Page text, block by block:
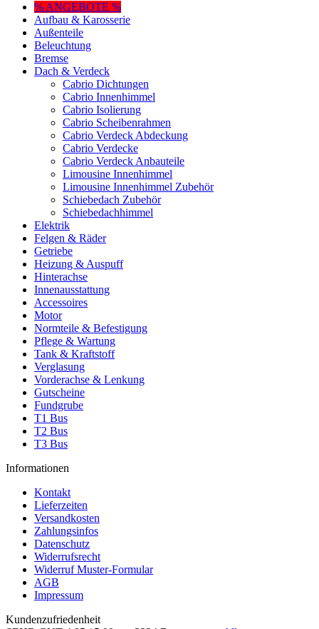
% ANGEBOTE %
Aufbau & Karosserie
Außenteile
Beleuchtung
Bremse
Dach & Verdeck
Cabrio Dichtungen
Cabrio Innenhimmel
Cabrio Isolierung
Cabrio Scheibenrahmen
Cabrio Verdeck Abdeckung
Cabrio Verdecke
Cabrio Verdeck Anbauteile
Limousine Innenhimmel
Limousine Innenhimmel Zubehör
Schiebedach Zubehör
Schiebedachhimmel
Elektrik
Felgen & Räder
Getriebe
Heizung & Auspuff
Hinterachse
Innenausstattung
Accessoires
Motor
Normteile & Befestigung
Pflege & Wartung
Tank & Kraftstoff
Verglasung
Vorderachse & Lenkung
Gutscheine
Fundgrube
T1 Bus
T2 Bus
T3 Bus
Informationen
Kontakt
Lieferzeiten
Versandkosten
Zahlungsinfos
Datenschutz
Widerrufsrecht
Widerruf Muster-Formular
AGB
Impressum
Kundenzufriedenheit